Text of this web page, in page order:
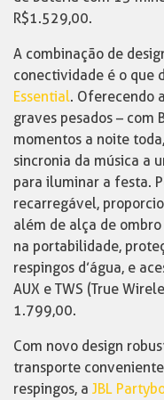
R$1.529,00.
A combinação de
conectividade é o que
Essential. Oferecendo
graves pesados – com
momentos a noite
sincronia da música a
para iluminar a festa.
recarregável,
além de alça de
na portabilidade,
respingos d’água, e
AUX e TWS (True
1.799,00.
Com novo design
transporte
respingos, a JBL